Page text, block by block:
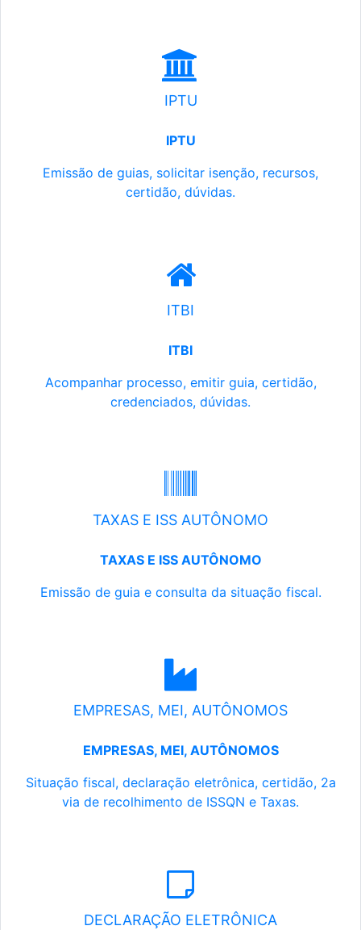
IPTU
IPTU
Emissão de guias, solicitar isenção, recursos,
certidão, dúvidas.
ITBI
ITBI
Acompanhar processo, emitir guia, certidão,
credenciados, dúvidas.
TAXAS E ISS AUTÔNOMO
TAXAS E ISS AUTÔNOMO
Emissão de guia e consulta da situação fiscal.
EMPRESAS, MEI, AUTÔNOMOS
EMPRESAS, MEI, AUTÔNOMOS
Situação fiscal, declaração eletrônica, certidão, 2a
via de recolhimento de ISSQN e Taxas.
DECLARAÇÃO ELETRÔNICA